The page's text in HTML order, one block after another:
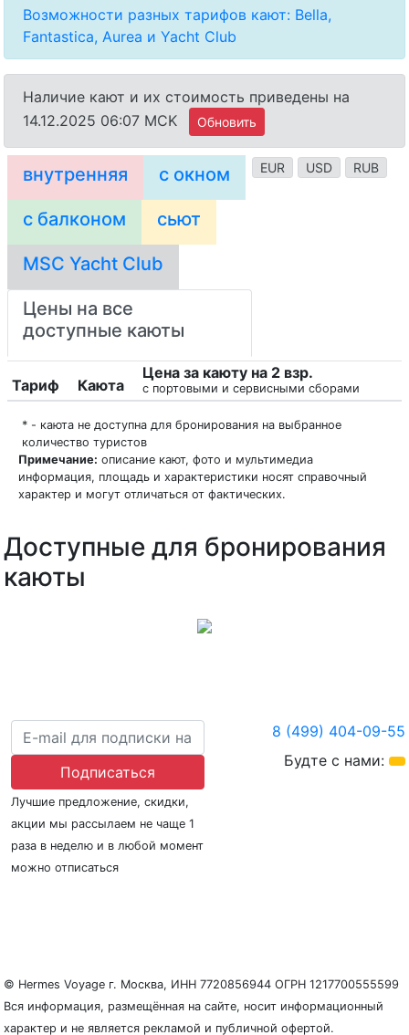
Возможности разных тарифов кают: Bella,
Fantastica, Aurea и Yacht Club
Наличие кают и их стоимость приведены на
14.12.2025 06:07 MCK
Обновить
EUR USD RUB
внутренняя с окном
с балконом сьют
MSC Yacht Club
Цены на все
доступные каюты
Тариф Каюта
Цена за каюту на 2 взр.
с портовыми и сервисными сборами
* - каюта не доступна для бронирования на выбранное
количество туристов
Примечание: описание кают, фото и мультимедиа
информация, площадь и характеристики носят справочный
характер и могут отличаться от фактических.
Доступные для бронирования
каюты
© Hermes Voyage г. Москва, ИНН 7720856944 ОГРН 1217700555599
Вся информация, размещённая на сайте, носит информационный
характер и не является рекламой и публичной офертой.
Подписаться
Лучшие предложение, скидки,
акции мы рассылаем не чаще 1
раза в неделю и в любой момент
можно отписаться
8 (499) 404-09-55
Будте с нами: